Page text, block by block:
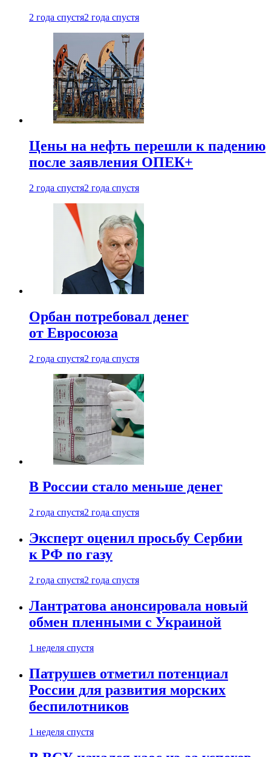
2 года спустя2 года спустя
Цены на нефть перешли к падению
после заявления ОПЕК+
2 года спустя2 года спустя
Орбан потребовал денег
от Евросоюза
2 года спустя2 года спустя
В России стало меньше денег
2 года спустя2 года спустя
Эксперт оценил просьбу Сербии
к РФ по газу
2 года спустя2 года спустя
Лантратова анонсировала новый
обмен пленными с Украиной
1 неделя спустя
Патрушев отметил потенциал
России для развития морских
беспилотников
1 неделя спустя